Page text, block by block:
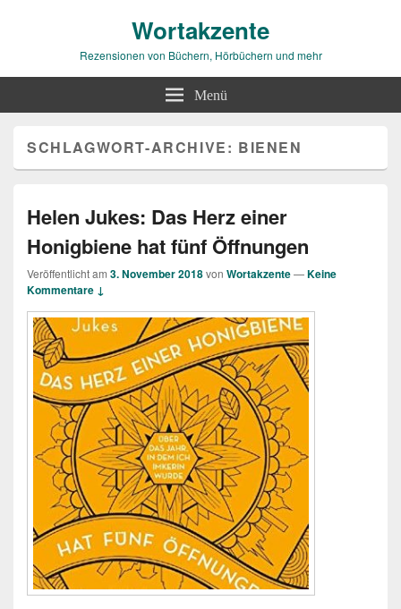
Wortakzente
Rezensionen von Büchern, Hörbüchern und mehr
Menü
SCHLAGWORT-ARCHIVE: BIENEN
Helen Jukes: Das Herz einer
Honigbiene hat fünf Öffnungen
Veröffentlicht am 3. November 2018von Wortakzente—Keine
Kommentare ↓